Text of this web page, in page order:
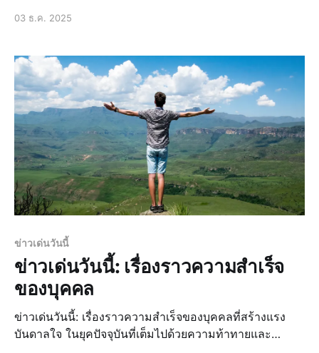
หันมาใช้บริการออนไลน์มากขึ้น นอกจากนี้ยังมีการ
รกิ
03 ธ.ค. 2025
ข่าวเด่นวันนี้
ข่าวเด่นวันนี้: เรื่องราวความสำเร็จ
ของบุคคล
ข่าวเด่นวันนี้: เรื่องราวความสำเร็จของบุคคลที่สร้างแรง
บันดาลใจ ในยุคปัจจุบันที่เต็มไปด้วยความท้าทายและ